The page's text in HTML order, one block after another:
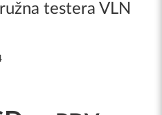
testera VLN